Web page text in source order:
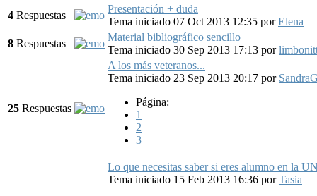
4 Respuestas
Presentación + duda
Tema iniciado 07 Oct 2013 12:35 porElena
8 Respuestas
Material bibliográfico sencillo
Tema iniciado 30 Sep 2013 17:13 por
25 Respuestas
A los más veteranos...
Tema iniciado 23 Sep 2013 20:17 por
Página:
1
2
3
Lo que necesitas saber si eres alumno en la
Tema iniciado 15 Feb 2013 16:36 porTasia